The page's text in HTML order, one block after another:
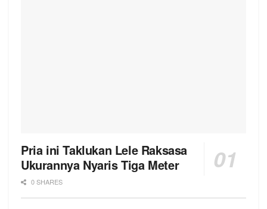
Pria ini Taklukan Lele Raksasa
Ukurannya Nyaris Tiga Meter
0 SHARES